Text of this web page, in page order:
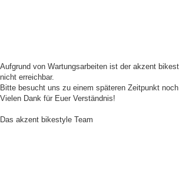
Aufgrund von Wartungsarbeiten ist der akzent
nicht erreichbar.
Bitte besucht uns zu einem späteren Zeitpunkt
Vielen Dank für Euer Verständnis!
Das akzent bikestyle Team